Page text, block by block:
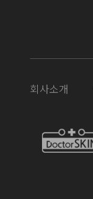
회사소개